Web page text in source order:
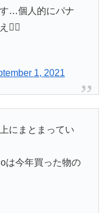
…個人的にパナ
🤦‍♀️
1, 2021
にまとまってい
は今年買った物の